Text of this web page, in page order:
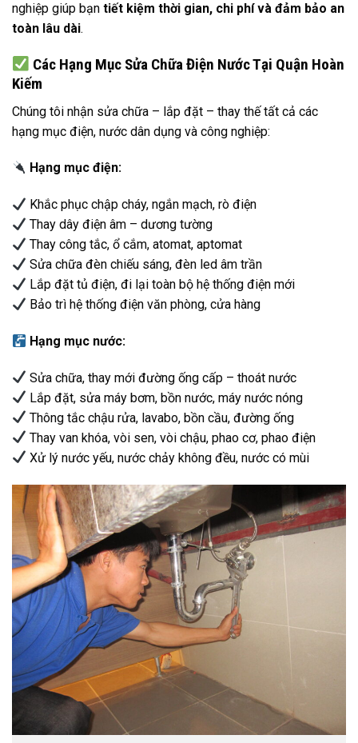
nghiệp giúp bạn tiết kiệm thời gian, chi phí và đảm bảo an
toàn lâu dài.
Các Hạng Mục Sửa Chữa Điện Nước Tại Quận Hoàn
Kiếm
Chúng tôi nhận sửa chữa – lắp đặt – thay thế tất cả các
hạng mục điện, nước dân dụng và công nghiệp:
Hạng mục điện:
Khắc phục chập cháy, ngắn mạch, rò điện
Thay dây điện âm – dương tường
Thay công tắc, ổ cắm, atomat, aptomat
Sửa chữa đèn chiếu sáng, đèn led âm trần
Lắp đặt tủ điện, đi lại toàn bộ hệ thống điện mới
Bảo trì hệ thống điện văn phòng, cửa hàng
Hạng mục nước:
Sửa chữa, thay mới đường ống cấp – thoát nước
Lắp đặt, sửa máy bơm, bồn nước, máy nước nóng
Thông tắc chậu rửa, lavabo, bồn cầu, đường ống
Thay van khóa, vòi sen, vòi chậu, phao cơ, phao điện
Xử lý nước yếu, nước chảy không đều, nước có mùi